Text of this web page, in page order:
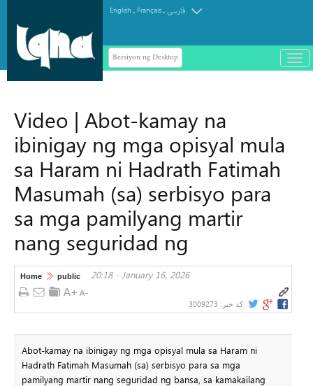
English . Français.فارسی
Bersiyon ng Desktop
باز
و
Video | Abot-kamay na
ibinigay ng mga opisyal mula
sa Haram ni Hadrath Fatimah
Masumah (sa) serbisyo para
sa mga pamilyang martir
nang seguridad ng
Home public 20:18 - January 16, 2026
کد خبر: 3009273
Abot-kamay na ibinigay ng mga opisyal mula sa Haram ni
Hadrath Fatimah Masumah (sa) serbisyo para sa mga
pamilyang martir nang seguridad ng bansa, sa kamakailang